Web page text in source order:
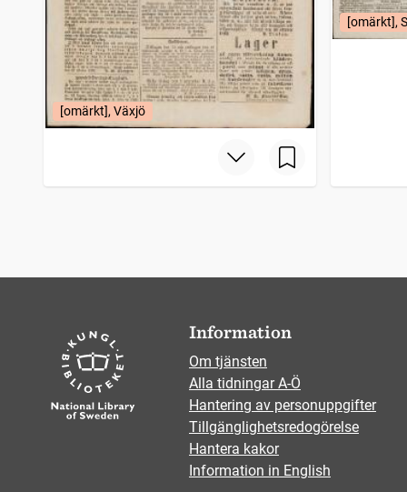
[omärkt], Växjö
[omärkt],
Information
Om tjänsten
Alla tidningar A-Ö
Hantering av personuppgifter
Tillgänglighetsredogörelse
Hantera kakor
Information in English